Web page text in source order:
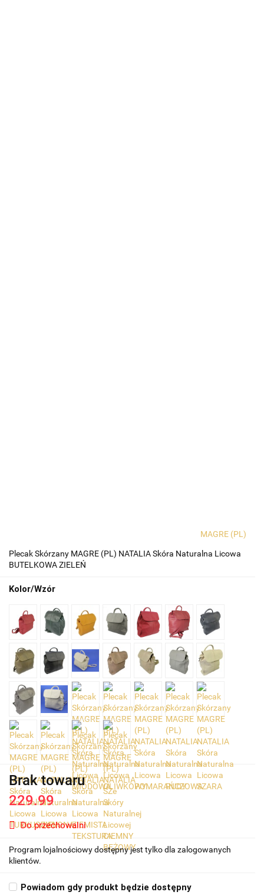
MAGRE (PL)
Plecak Skórzany MAGRE (PL) NATALIA Skóra Naturalna Licowa
BUTELKOWA ZIELEŃ
Kolor/Wzór
Brak towaru
229.99
Do przechowalni
Program lojalnościowy dostępny jest tylko dla zalogowanych
klientów.
Powiadom gdy produkt będzie dostępny